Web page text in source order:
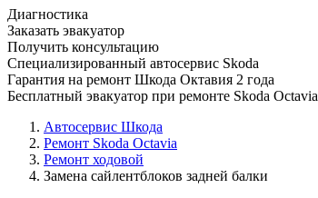
Диагностика
Заказать эвакуатор
Получить консультацию
Специализированный автосервис Skoda
Гарантия на ремонт Шкода Октавия 2 года
Бесплатный эвакуатор при ремонте Skoda Octavia
Автосервис Шкода
Ремонт Skoda Octavia
Ремонт ходовой
Замена сайлентблоков задней балки